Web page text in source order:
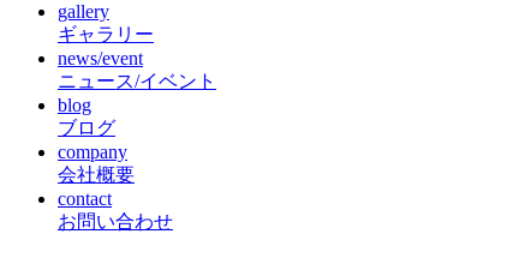
gallery
ギャラリー
news/event
ニュース/イベント
blog
ブログ
company
会社概要
contact
お問い合わせ